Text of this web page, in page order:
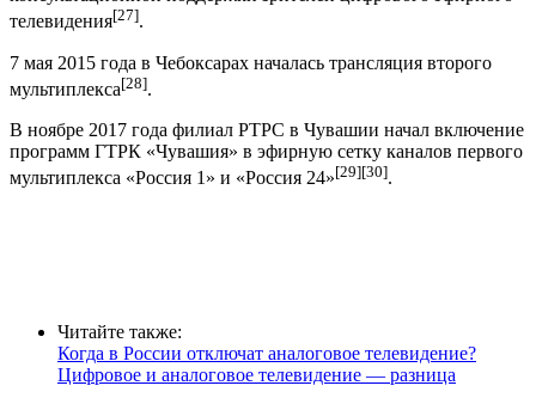
телевидения[27].
7 мая 2015 года в Чебоксарах началась трансляция второго
мультиплекса[28].
В ноябре 2017 года филиал РТРС в Чувашии начал включение
программ ГТРК «Чувашия» в эфирную сетку каналов первого
мультиплекса «Россия 1» и «Россия 24»[29][30].
Читайте также:
Когда в России отключат аналоговое телевидение?
Цифровое и аналоговое телевидение — разница